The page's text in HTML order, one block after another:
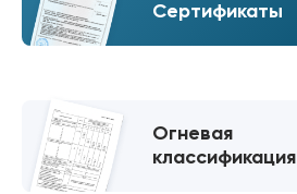
Сертификаты
Огневая
классификация